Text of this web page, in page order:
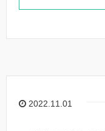
2022.11.01